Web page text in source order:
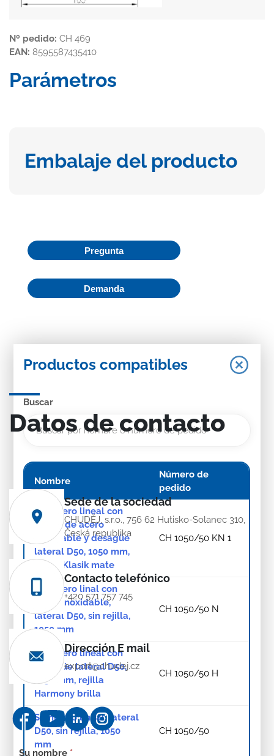
Nº pedido: CH 469
EAN: 8595587435410
Parámetros
Embalaje del producto
Pregunta
Demanda
Productos compatibles
Buscar
Nombre
Número de
pedido
Sumidero lineal con
marco de acero
inoxidable y desagüe
lateral D50, 1050 mm,
rejilla Klasik mate
CH 1050/50 KN 1
Sumidero linal con
acero inoxidable,
lateral D50, sin rejilla,
1050 mm
CH 1050/50 N
Sumidero lineal con
desagüe lateral D50,
1050 mm, rejilla
Harmony brilla
CH 1050/50 H
Sumidero lineal, lateral
D50, sin rejilla, 1050
mm
CH 1050/50
Datos de contacto
Sede de la sociedad
CHUDĚJ, s.r.o., 756 62 Hutisko-Solanec 310,
Česká republika
Contacto telefónico
+420 571 757 745
Dirección E mail
export@chudej.cz
Formulario
Su nombre *